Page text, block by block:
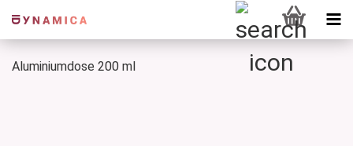
Aluminiumdose 200 ml